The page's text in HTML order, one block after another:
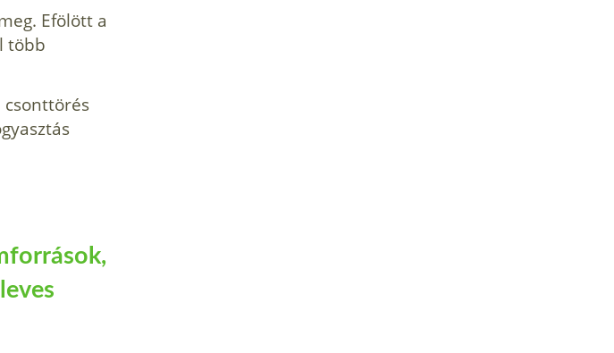
Efölött a
több
csonttörés